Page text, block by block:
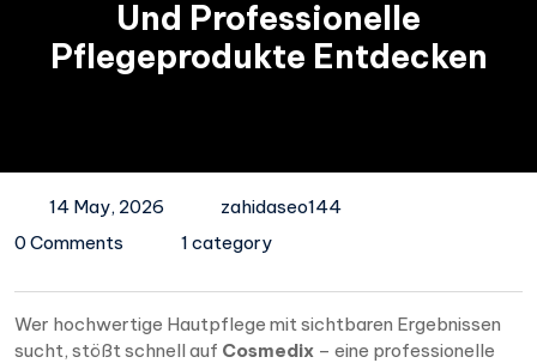
Und Professionelle
Pflegeprodukte Entdecken
14 May, 2026
zahidaseo144
0 Comments
1 category
Wer hochwertige Hautpflege mit sichtbaren Ergebnissen
sucht, stößt schnell auf Cosmedix – eine professionelle